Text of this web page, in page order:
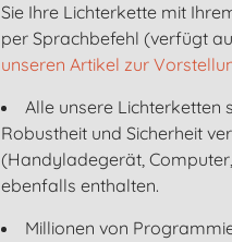
Sie Ihre Lichterkette mit
per Sprachbefehl (verfügt
unseren Artikel zur
Alle unsere Lichterketten
Robustheit und Sicherheit
(Handyladegerät,
ebenfalls enthalten.
Millionen von